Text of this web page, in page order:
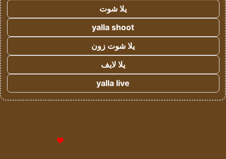
يلا شوت
yalla shoot
يلا شوت زون
يلا لايف
yalla live